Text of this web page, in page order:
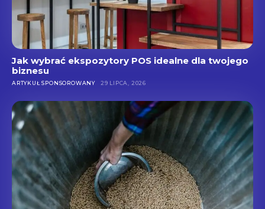
Jak wybrać ekspozytory POS idealne dla twojego
biznesu
ARTYKUŁ SPONSOROWANY 29 LIPCA, 2026